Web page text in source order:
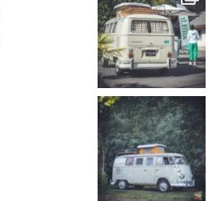
Sep 10
220
4
becombi
Août 10
120
0